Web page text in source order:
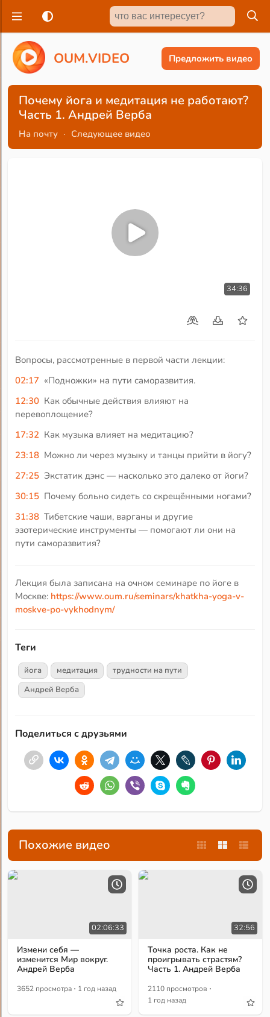
OUM.VIDEO Предложить видео
Почему йога и медитация не работают?
Часть 1. Андрей Верба
На почту · Следующее видео
34:36
Вопросы, рассмотренные в первой части лекции:
02:17 «Подножки» на пути саморазвития.
12:30 Как обычные действия влияют на
перевоплощение?
17:32 Как музыка влияет на медитацию?
23:18 Можно ли через музыку и танцы прийти в йогу?
27:25 Экстатик дэнс — насколько это далеко от йоги?
30:15 Почему больно сидеть со скрещёнными ногами?
31:38 Тибетские чаши, варганы и другие
эзотерические инструменты — помогают ли они на
пути саморазвития?
Лекция была записана на очном семинаре по йоге в
Москве: https://www.oum.ru/seminars/khatkha-yoga-v-
moskve-po-vykhodnym/
Теги
йога медитация
трудности на пути
Андрей Верба
Поделиться с друзьями
Похожие видео
02:06:33
Измени себя —
изменится Мир вокруг.
Андрей Верба
3652 просмотра · 1 год назад
32:56
Точка роста. Как не
проигрывать страстям?
Часть 1. Андрей Верба
2110 просмотров ·
1 год назад